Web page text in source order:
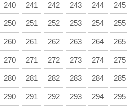
240 241 242 243 244 245
250 251 252 253 254 255
260 261 262 263 264 265
270 271 272 273 274 275
280 281 282 283 284 285
290 291 292 293 294 295